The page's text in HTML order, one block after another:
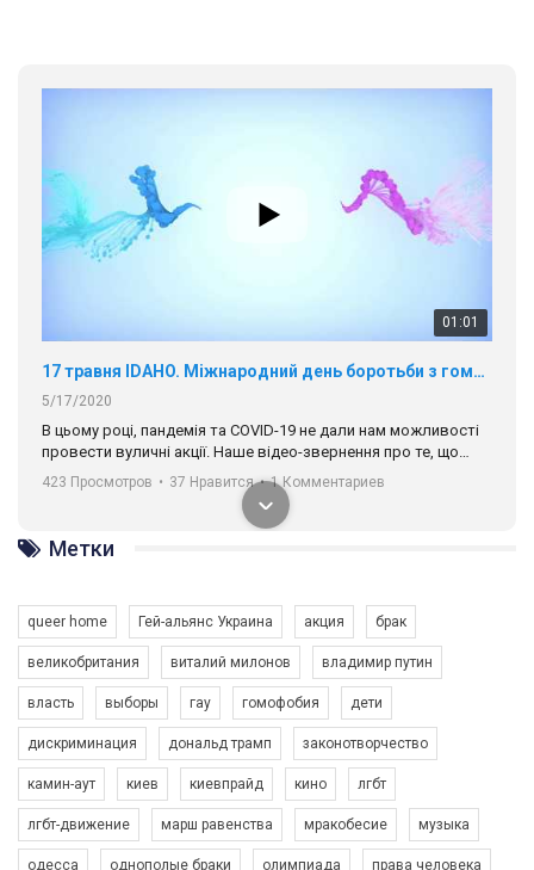
01:01
17 травня IDAHO. Міжнародний день боротьби з гомофобією трансфобією і біфобія.
5/17/2020
В цьому році, пандемія та COVІD-19 не дали нам можливості
провести вуличні акції. Наше відео-звернення про те, що
навіть коли ми у різних містах та не можемо зустрінеться, ми
разом. Ми закликаємо всіх хто поділяє цінності рівності та
солідарності, приєднатися до нас. Регіональні підрозділи
ГАУ є в 16 областях України.
Разом наш голос лунає гучніше!
423 Просмотров • 37 Нравится • 1 Комментариев
Зупинимо насильство проти ЛГБТ в Україні! Stop violence against LGBT in Ukraine!
Метки
queer home Гей-альянс Украина акция брак
великобритания виталий милонов владимир путин
власть выборы гау гомофобия дети
дискриминация дональд трамп законотворчество
камин-аут киев киевпрайд кино лгбт
лгбт-движение марш равенства мракобесие музыка
одесса однополые браки олимпиада права человека